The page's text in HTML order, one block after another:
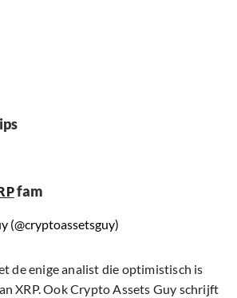
fam
(@cryptoassetsguy)
de enige analist die optimistisch is
XRP. Ook Crypto Assets Guy schrijft